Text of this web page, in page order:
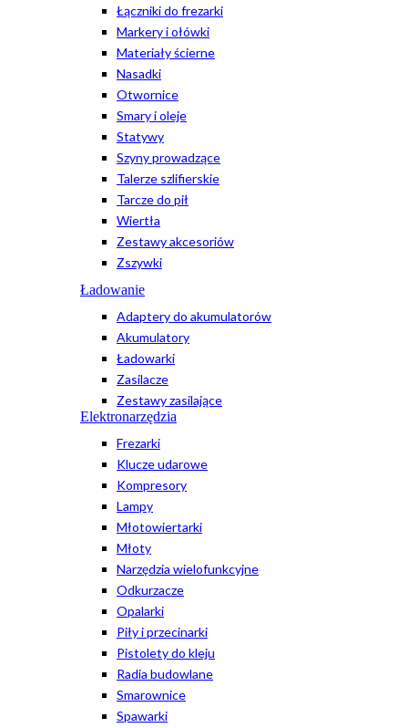
Łączniki do frezarki
Markery i ołówki
Materiały ścierne
Nasadki
Otwornice
Smary i oleje
Statywy
Szyny prowadzące
Talerze szlifierskie
Tarcze do pił
Wiertła
Zestawy akcesoriów
Zszywki
Ładowanie
Adaptery do akumulatorów
Akumulatory
Ładowarki
Zasilacze
Zestawy zasilające
Elektronarzędzia
Frezarki
Klucze udarowe
Kompresory
Lampy
Młotowiertarki
Młoty
Narzędzia wielofunkcyjne
Odkurzacze
Opalarki
Piły i przecinarki
Pistolety do kleju
Radia budowlane
Smarownice
Spawarki